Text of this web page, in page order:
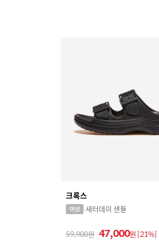
크록스
새터데이 샌들
59,900 47,000원 [21%]